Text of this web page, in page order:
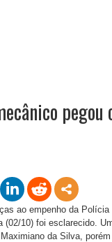
ao empenho da
(02/10) foi esclarecido.
da Silva,